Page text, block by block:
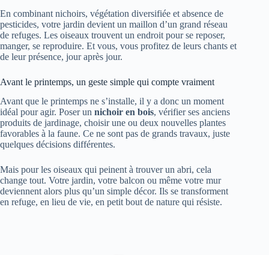
En combinant nichoirs, végétation diversifiée et absence de
pesticides, votre jardin devient un maillon d’un grand réseau
de refuges. Les oiseaux trouvent un endroit pour se reposer,
manger, se reproduire. Et vous, vous profitez de leurs chants et
de leur présence, jour après jour.
Avant le printemps, un geste simple qui compte vraiment
Avant que le printemps ne s’installe, il y a donc un moment
idéal pour agir. Poser un nichoir en bois, vérifier ses anciens
produits de jardinage, choisir une ou deux nouvelles plantes
favorables à la faune. Ce ne sont pas de grands travaux, juste
quelques décisions différentes.
Mais pour les oiseaux qui peinent à trouver un abri, cela
change tout. Votre jardin, votre balcon ou même votre mur
deviennent alors plus qu’un simple décor. Ils se transforment
en refuge, en lieu de vie, en petit bout de nature qui résiste.